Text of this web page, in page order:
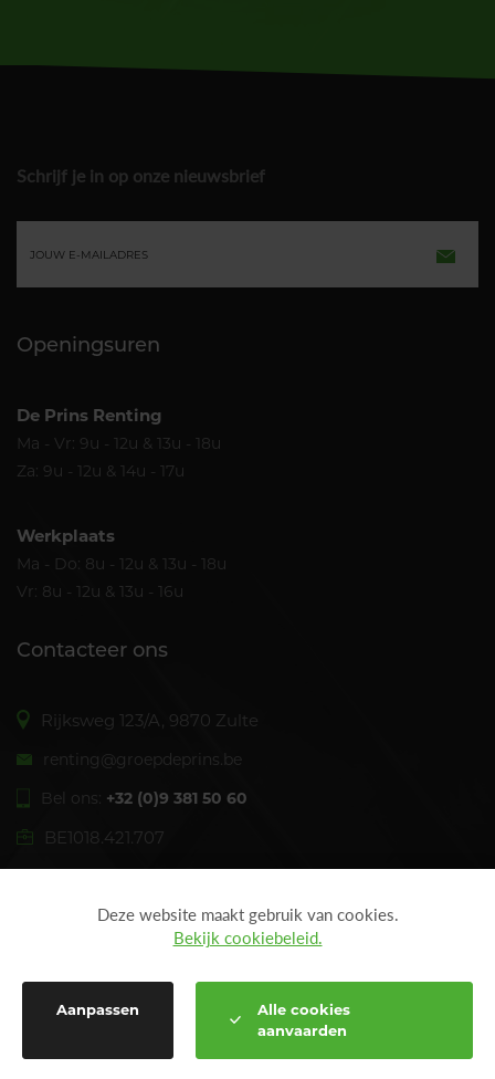
Schrijf je in op onze nieuwsbrief
mailadres
Openingsuren
De Prins Renting
Ma - Vr: 9u - 12u & 13u - 18u
Za: 9u - 12u & 14u - 17u
Werkplaats
Ma - Do: 8u - 12u & 13u - 18u
Vr: 8u - 12u & 13u - 16u
Contacteer ons
Rijksweg 123/A, 9870 Zulte
renting@groepdeprins.be
Bel ons: +32 (0)9 381 50 60
BE1018.421.707
op
© 2026 DE PRINS RENTING. ALLE RECHTEN VOORBEHOUDEN -
Deze website maakt gebruik van cookies.
Bekijk cookiebeleid.
Aanpassen
Alle cookies
aanvaarden